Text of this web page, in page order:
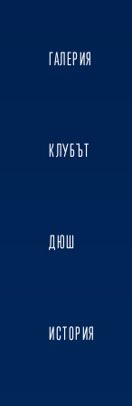
ГАЛЕРИЯ
КЛУБЪТ
ДЮШ
ИСТОРИЯ